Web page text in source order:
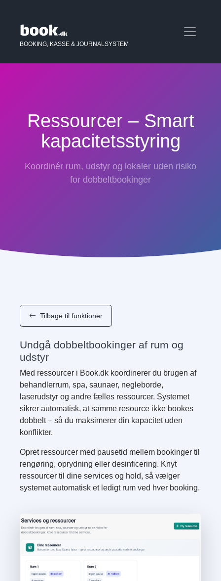
BOOKING, KASSE & JOURNALSYSTEM
Ressourcer – Smart
kapacitetsstyring
Koordinér rum, udstyr og lokaler uden risiko
for dobbeltbookinger
Tilbage til funktioner
Undgå dobbeltbookinger af rum og
udstyr
Med ressourcer i Book.dk koordinerer du brugen af
behandlerrum, spa, saunaer, negleborde,
laserudstyr og andre fælles ressourcer. Systemet
sikrer automatisk, at samme resource ikke bookes
dobbelt – så du maksimerer din kapacitet uden
konflikter.
Opret ressourcer med pausetid mellem bookinger til
rengøring, oprydning eller desinficering. Knyt
ressourcer til dine services og hold, så vælger
systemet automatisk et ledigt rum ved hver booking.